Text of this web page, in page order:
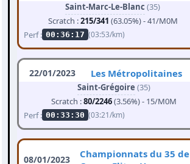
Saint-Marc-Le-Blanc (35)
Scratch :215/341 (63.05%) - 41/M0M
Perf : 00:36:17 (03:53/km)
22/01/2023 Les Métropolitaines
Saint-Grégoire (35)
Scratch :80/2246(3.56%) - 15/M0M
Perf : 00:33:30 (03:21/km)
08/01/2023
Championnats du 35 de